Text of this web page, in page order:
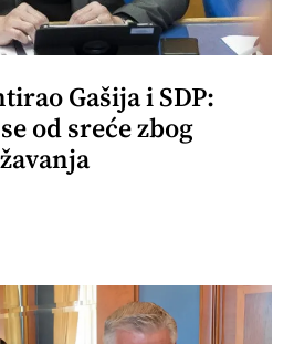
Gašija i SDP:
od sreće zbog